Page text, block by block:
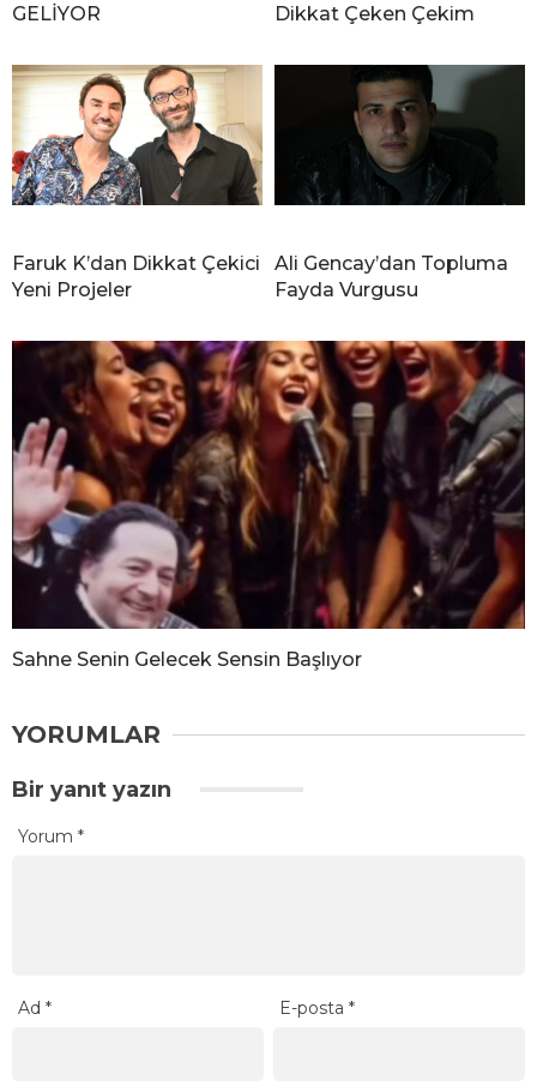
GELİYOR
Dikkat Çeken Çekim
Faruk K’dan Dikkat Çekici
Yeni Projeler
Ali Gencay’dan Topluma
Fayda Vurgusu
Sahne Senin Gelecek Sensin Başlıyor
YORUMLAR
Bir yanıt yazın
Yorum *
Ad * E-posta*